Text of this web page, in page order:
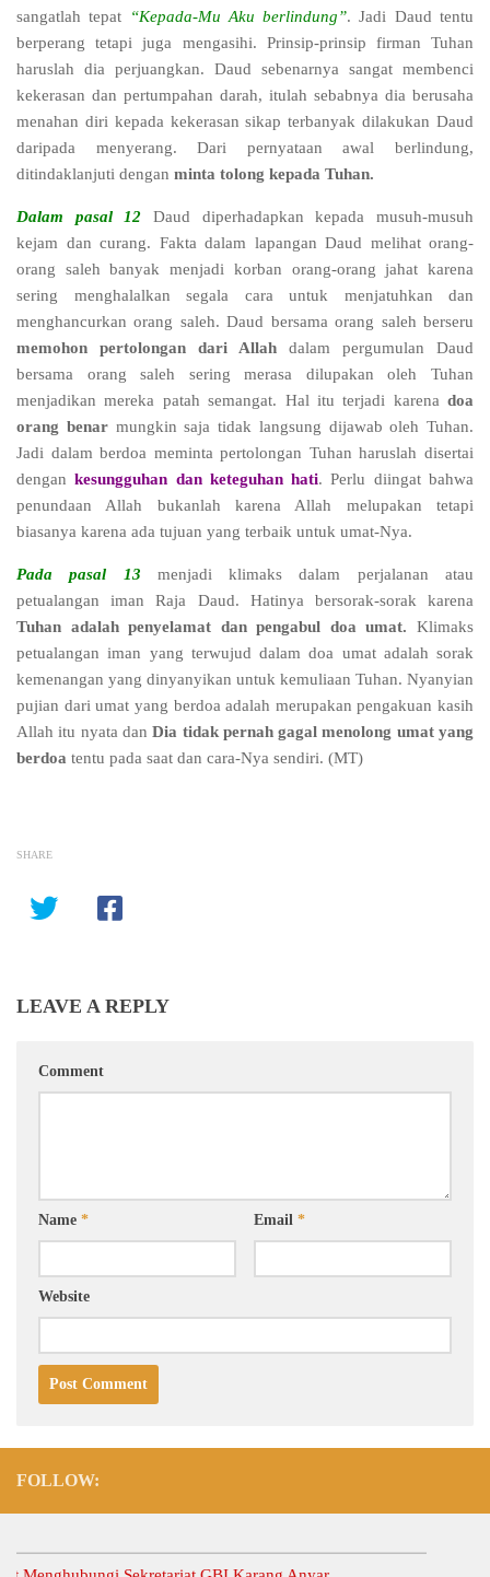
sangatlah tepat
“Kepada-Mu Aku berlindung”. Jadi Daud tentu
berperang tetapi juga mengasihi. Prinsip-prinsip firman Tuhan
haruslah dia perjuangkan. Daud sebenarnya sangat membenci
kekerasan dan pertumpahan darah, itulah sebabnya dia berusaha
menahan diri kepada kekerasan sikap terbanyak dilakukan Daud
daripada menyerang. Dari pernyataan awal berlindung,
ditindaklanjuti dengan minta tolong kepada Tuhan.
Dalam pasal 12 Daud diperhadapkan kepada musuh-musuh
kejam dan curang. Fakta dalam lapangan Daud melihat orang-
orang saleh banyak menjadi korban orang-orang jahat karena
sering menghalalkan segala cara untuk menjatuhkan dan
menghancurkan orang saleh. Daud bersama orang saleh berseru
memohon pertolongan dari Allah dalam pergumulan Daud
bersama orang saleh sering merasa dilupakan oleh Tuhan
menjadikan mereka patah semangat. Hal itu terjadi karena doa
orang benarmungkin saja tidak langsung dijawab oleh Tuhan.
Jadi dalam berdoa meminta pertolongan Tuhan haruslah disertai
dengankesungguhan dan keteguhan hati. Perlu diingat bahwa
penundaan Allah bukanlah karena Allah melupakan tetapi
biasanya karena ada tujuan yang terbaik untuk umat-Nya.
Pada pasal 13 menjadi klimaks dalam perjalanan atau
petualangan iman Raja Daud. Hatinya bersorak-sorak karena
Tuhan adalah penyelamat dan pengabul doa umat. Klimaks
petualangan iman yang terwujud dalam doa umat adalah sorak
kemenangan yang dinyanyikan untuk kemuliaan Tuhan. Nyanyian
pujian dari umat yang berdoa adalah merupakan pengakuan kasih
Allah itu nyata danDia tidak pernah gagal menolong umat yang
berdoa tentu pada saat dan cara-Nya sendiri. (MT)
SHARE
LEAVE A REPLY
Comment
Name * Email *
Website
FOLLOW: